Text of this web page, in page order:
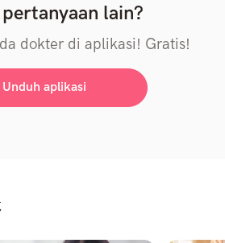
pertanyaan lain?
dokter di aplikasi! Gratis!
Unduh aplikasi